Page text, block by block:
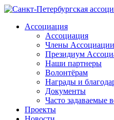
Ассоциация
Ассоциация
Члены Ассоциации
Президиум
Наши партнеры
Волонтёрам
Награды и
Документы
Часто задаваемые
Проекты